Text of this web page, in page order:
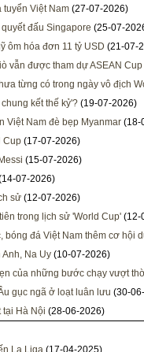
tuyển Việt Nam (27-07-2026)
đấu Singapore (25-07-
ôm hóa đơn 11 tỷ USD (21-07-
vẫn được tham dự ASEAN
từng có trong ngày vô địch
kết thế kỷ'? (19-07-2026)
Việt Nam đè bẹp Myanmar (18-
Cup (17-07-2026)
(15-07-2026)
07-2026)
sử (12-07-2026)
trong lịch sử 'World Cup' (12-
bóng đá Việt Nam thêm cơ hội
Na Uy (10-07-2026)
của những bước chạy vượt
gục ngã ở loạt luân lưu (30-
Hà Nội (28-06-2026)
La Liga (17-04-2025)